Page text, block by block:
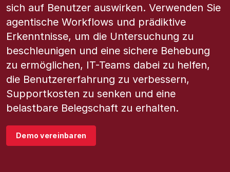
sich auf Benutzer auswirken. Verwenden Sie
agentische Workflows und prädiktive
Erkenntnisse, um die Untersuchung zu
beschleunigen und eine sichere Behebung
zu ermöglichen, IT-Teams dabei zu helfen,
die Benutzererfahrung zu verbessern,
Supportkosten zu senken und eine
belastbare Belegschaft zu erhalten.
Demo vereinbaren